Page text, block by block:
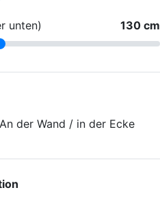
unten) 130 cm
An der Wand / in der Ecke